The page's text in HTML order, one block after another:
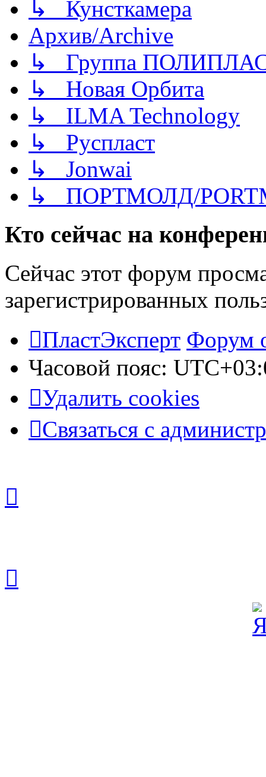
↳ Кунсткамера
Архив/Archive
↳ Группа
↳ Новая Орбита
↳ ILMA Technology
↳ Руспласт
↳ Jonwai
↳ ПОРТМОЛД/
Кто сейчас на
Сейчас этот форум
зарегистрированных
ПластЭксперт Форум
Часовой пояс:
Удалить cookies
Связаться с